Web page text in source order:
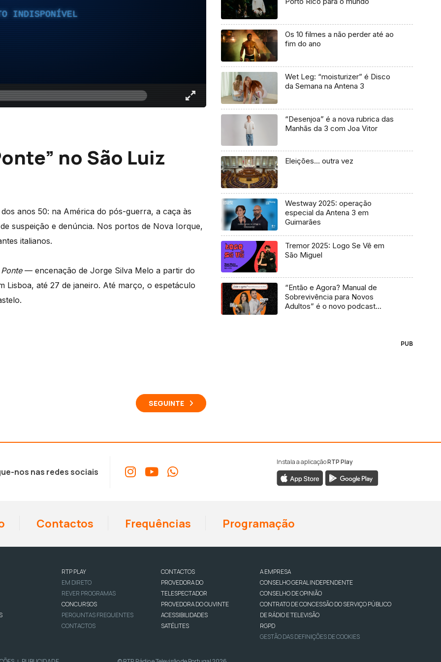
INDISPONÍVEL
no São Luiz
anos 50: na América do pós-guerra, a caça às
suspeição e denúncia. Nos portos de Nova Iorque,
italianos.
— encenação de Jorge Silva Melo a partir do
até 27 de janeiro. Até março, o espetáculo
SEGUINTE
Os 10 filmes a não perder até ao
fim do ano
Wet Leg: “moisturizer” é Disco
da Semana na Antena 3
“Desenjoa” é a nova rubrica das
Manhãs da 3 com Joa Vitor
Eleições… outra vez
Westway 2025: operação
especial da Antena 3 em
Guimarães
Tremor 2025: Logo Se Vê em
São Miguel
“Então e Agora? Manual de
Sobrevivência para Novos
Adultos” é o novo podcast
PUB
nos nas redes sociais
Instala a aplicaçãoRTP Play
Contactos Frequências Programação
RTP PLAY
EM DIRETO
REVER PROGRAMAS
CONCURSOS
PERGUNTAS FREQUENTES
CONTACTOS
CONTACTOS
PROVEDORA DO
TELESPECTADOR
PROVEDORA DO OUVINTE
ACESSIBILIDADES
SATÉLITES
A EMPRESA
CONSELHO GERAL INDEPENDENTE
CONSELHO DE OPINIÃO
CONTRATO DE CONCESSÃO DO SERVIÇO PÚBLICO
DE RÁDIO E TELEVISÃO
RGPD
GESTÃO DAS DEFINIÇÕES DE COOKIES